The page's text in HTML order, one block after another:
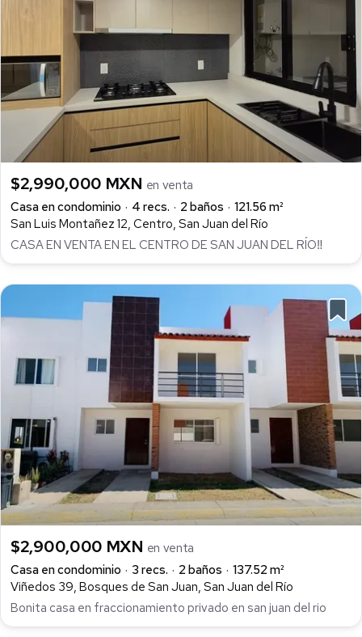
$2,990,000 MXN en venta
Casa en condominio
4 recs. 2 baños
121.56 m²
San Luis Montañez 12, Centro, San Juan del Río
CASA EN VENTA EN EL CENTRO DE SAN JUAN DEL RÍO‼️
$2,900,000 MXN en venta
Casa en condominio
3 recs. 2 baños
137.52 m²
Viñedos 39, Bosques de San Juan, San Juan del Río
Bonita casa en fraccionamiento privado en san juan del rio